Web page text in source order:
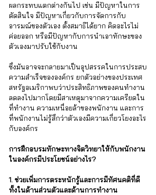
ผลกระทบแตกต่างกันไป เช่น มีปัญหาในการ
ตัดสินใจ มีปัญหาเกี่ยวกับการจัดการกับ
อารมณ์ของตัวเอง ตั้งสมาธิได้ยาก คิดอะไรไม่
ค่อยออก หรือมีปัญหากับการนำเอาทักษะของ
ตัวเองมาปรับใช้กับงาน
ซึ่งมันอาจจะกลายมาเป็นอุปสรรคในการประสบ
ความสำเร็จขององค์กร ยกตัวอย่างของประเทศ
สหรัฐอเมริกาพบว่าประสิทธิภาพของคนทำงาน
ลดลงไปมากโดยมีสาเหตุมาจากความเครียดใน
ที่ทำงาน ความเหนื่อยล้าของพนักงาน และการ
ที่พนักงานไม่รู้สึกว่าตัวเองมีความเกี่ยวโยงอะไร
กับองค์กร
การฝึกอบรมทักษะทางจิตวิทยาให้กับพนักงาน
ในองค์กรมีประโยชน์อย่างไร?
1. ช่วยเพิ่มการตระหนักรู้และการมีทัศนคติที่ดี
ทั้งในด้านส่วนตัวและด้านการทำงาน